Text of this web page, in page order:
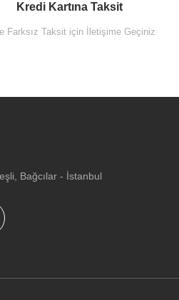
Kredi Kartına Taksit
Farksız Taksit için İletişime Geçiniz
Bağcılar - İstanbul